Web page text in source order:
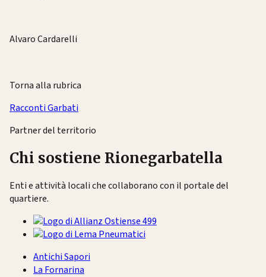
Alvaro Cardarelli
Torna alla rubrica
Racconti Garbati
Partner del territorio
Chi sostiene Rionegarbatella
Enti e attività locali che collaborano con il portale del
quartiere.
Antichi Sapori
La Fornarina